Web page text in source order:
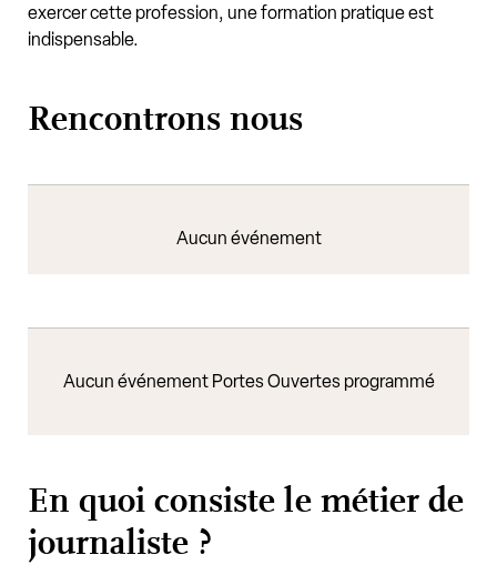
exercer cette profession, une formation pratique est
indispensable.
Rencontrons nous
Aucun événement
Aucun événement Portes Ouvertes programmé
En quoi consiste le métier de
journaliste ?